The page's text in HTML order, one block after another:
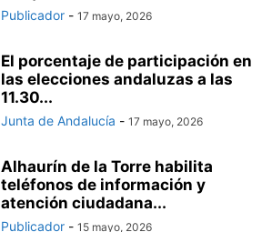
Publicador - 17 mayo, 2026
El porcentaje de participación en
las elecciones andaluzas a las
11.30...
Junta de Andalucía - 17 mayo, 2026
Alhaurín de la Torre habilita
teléfonos de información y
atención ciudadana...
Publicador - 15 mayo, 2026